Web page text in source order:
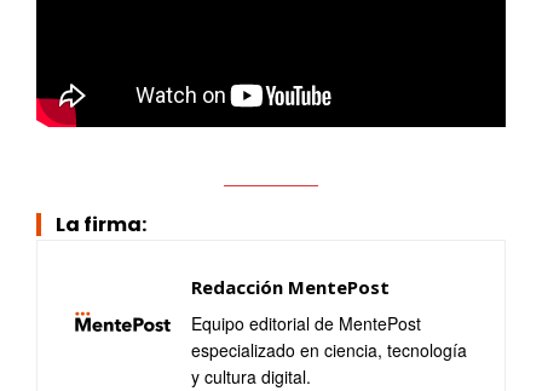
La firma:
Redacción MentePost
Equipo editorial de MentePost
especializado en ciencia, tecnología
y cultura digital.